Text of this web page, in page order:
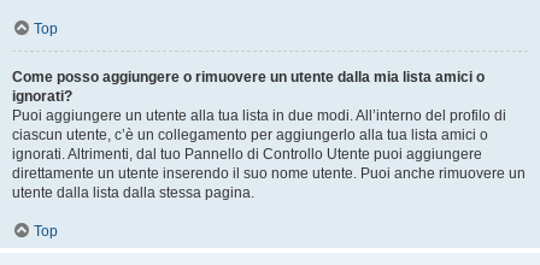
Top
Come posso aggiungere o rimuovere un utente dalla mia lista amici o
ignorati?
Puoi aggiungere un utente alla tua lista in due modi. All’interno del profilo di
ciascun utente, c’è un collegamento per aggiungerlo alla tua lista amici o
ignorati. Altrimenti, dal tuo Pannello di Controllo Utente puoi aggiungere
direttamente un utente inserendo il suo nome utente. Puoi anche rimuovere un
utente dalla lista dalla stessa pagina.
Top